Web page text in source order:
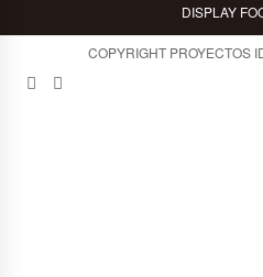
DISPLAY
COPYRIGHT PROYECTOS